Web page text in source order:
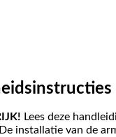
Lees deze
installatie van de